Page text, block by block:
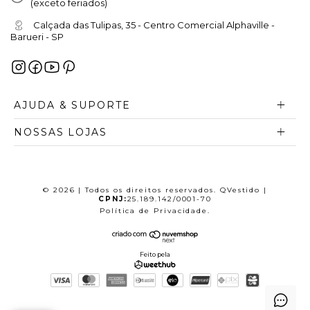
refinamento que o seu estilo exige. Explore
nosso catálogo por marca, conheça o DNA
aproveite a facilidade de comprar online
especializado da QVestido, sua referência
em moda feminina de alto padrão.
(exceto feriados)
Calçada das Tulipas, 35 - Centro Comercial Alphaville -
Barueri - SP
AJUDA & SUPORTE
NOSSAS LOJAS
© 2026 | Todos os direitos reservados. QVestido |
CPNJ:25.189.142/0001-70
Política de Privacidade.
Feito pela